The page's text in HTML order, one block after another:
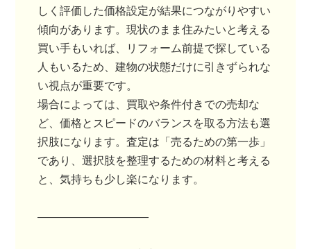
しく評価した価格設定が結果につながりやすい
傾向があります。現状のまま住みたいと考える
買い手もいれば、リフォーム前提で探している
人もいるため、建物の状態だけに引きずられな
い視点が重要です。
場合によっては、買取や条件付きでの売却な
ど、価格とスピードのバランスを取る方法も選
択肢になります。査定は「売るための第一歩」
であり、選択肢を整理するための材料と考える
と、気持ちも少し楽になります。
――――――――――